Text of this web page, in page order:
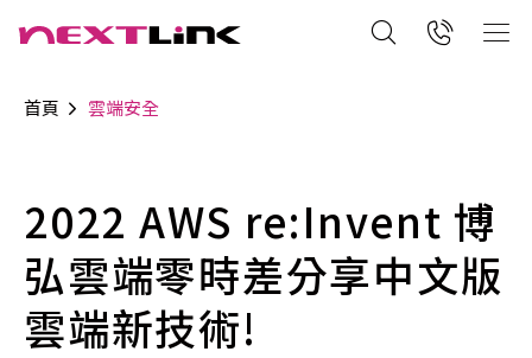
首頁 雲端安全
2022 AWS re:Invent 博
弘雲端零時差分享中文版
雲端新技術!